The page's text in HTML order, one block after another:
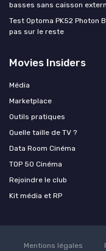
basses sans caisson
Test Optoma PK52 Photon
pas sur le reste
Movies Insiders
Média
Marketplace
Outils pratiques
Quelle taille de TV ?
Data Room Cinéma
TOP 50 Cinéma
Rejoindre le club
Kit média et RP
Mentions légales